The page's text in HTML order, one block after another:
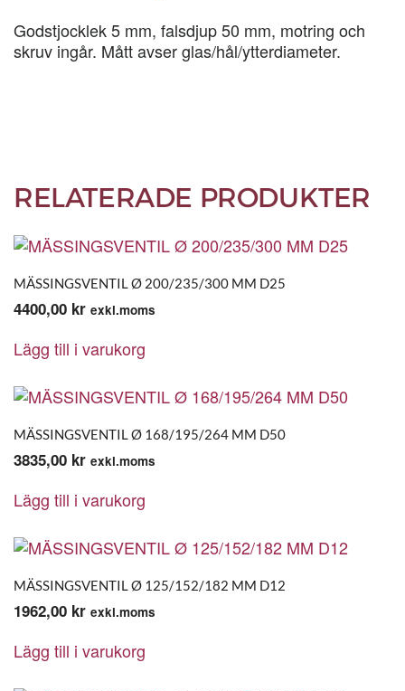
Godstjocklek 5 mm, falsdjup 50 mm, motring och
skruv ingår. Mått avser glas/hål/ytterdiameter.
RELATERADE PRODUKTER
MÄSSINGSVENTIL Ø 200/235/300 MM D25
4400,00 kr exkl.moms
Lägg till i varukorg
MÄSSINGSVENTIL Ø 168/195/264 MM D50
3835,00 kr exkl.moms
Lägg till i varukorg
MÄSSINGSVENTIL Ø 125/152/182 MM D12
1962,00 kr exkl.moms
Lägg till i varukorg